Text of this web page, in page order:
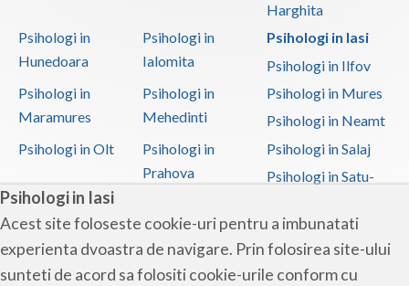
Psihologi in Iasi
Acest site foloseste cookie-uri pentru a imbunatati
experienta dvoastra de navigare. Prin folosirea site-ului
sunteti de acord sa folositi cookie-urile conform cu
Harghita
Psihologi in
Hunedoara
Psihologi in
Ialomita
Psihologi in Iasi
Psihologi in Ilfov
Psihologi in
Maramures
Psihologi in
Mehedinti
Psihologi in Mures
Psihologi in Neamt
Psihologi in Olt
Psihologi in
Prahova
Psihologi in Salaj
Psihologi in Satu-
Psihologi in Sibiu
Psihologi in
Suceava
Psihologi in
Teleorman
Psihologi in Timis
Psihologi in Tulcea Psihologi in Valcea